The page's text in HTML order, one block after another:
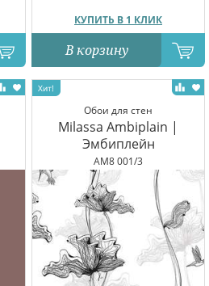
КУПИТЬ В 1 КЛИК
В корзину
Обои для стен
Milassa Ambiplain |
Эмбиплейн
AM8 001/3